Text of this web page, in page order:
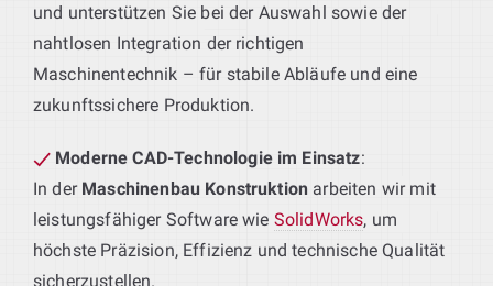
und unterstützen Sie bei der Auswahl sowie der
nahtlosen Integration der richtigen
Maschinentechnik – für stabile Abläufe und eine
zukunftssichere Produktion.
Moderne CAD-Technologie im Einsatz:
In der Maschinenbau Konstruktion arbeiten wir mit
leistungsfähiger Software wie SolidWorks, um
höchste Präzision, Effizienz und technische Qualität
sicherzustellen.